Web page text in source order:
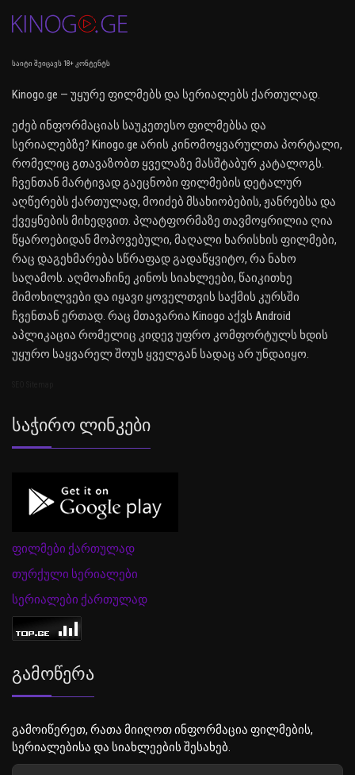
საიტი შეიცავს 18+ კონტენტს
Kinogo.ge — უყურე ფილმებს და სერიალებს ქართულად.
ეძებ ინფორმაციას საუკეთესო ფილმებსა და
სერიალებზე? Kinogo.ge არის კინომოყვარულთა პორტალი,
რომელიც გთავაზობთ ყველაზე მასშტაბურ კატალოგს.
ჩვენთან მარტივად გაეცნობი ფილმების დეტალურ
აღწერებს ქართულად, მოიძებ მსახიობების, ჟანრებსა და
ქვეყნების მიხედვით. პლატფორმაზე თავმოყრილია ღია
წყაროებიდან მოპოვებული, მაღალი ხარისხის ფილმები,
რაც დაგეხმარება სწრაფად გადაწყვიტო, რა ნახო
საღამოს. აღმოაჩინე კინოს სიახლეები, წაიკითხე
მიმოხილვები და იყავი ყოველთვის საქმის კურსში
ჩვენთან ერთად. რაც მთავარია Kinogo აქვს Android
აპლიკაცია რომელიც კიდევ უფრო კომფორტულს ხდის
უყურო საყვარელ შოუს ყველგან სადაც არ უნდაიყო.
Საჭირო Ლინკები
ფილმები ქართულად
თურქული სერიალები
სერიალები ქართულად
Გამოწერა
გამოიწერეთ, რათა მიიღოთ ინფორმაცია ფილმების,
სერიალებისა და სიახლეების შესახებ.